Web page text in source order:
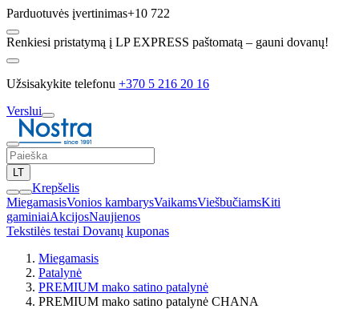
Parduotuvės įvertinimas+10 722
Renkiesi pristatymą į LP EXPRESS paštomatą – gauni dovanų!
Užsisakykite telefonu +370 5 216 20 16
Verslui
LT
Krepšelis
MiegamasisVonios kambarysVaikamsViešbučiamsKiti
gaminiaiAkcijosNaujienos
Tekstilės testai Dovanų kuponas
Miegamasis
Patalynė
PREMIUM mako satino patalynė
PREMIUM mako satino patalynė CHANA